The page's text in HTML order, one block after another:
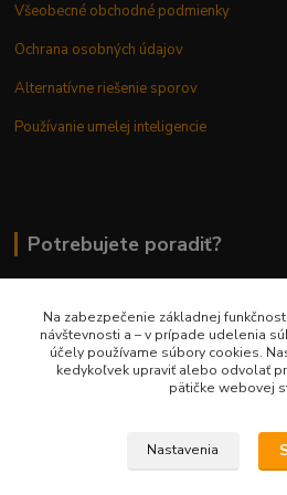
Všeobecné obchodné podmienky
Ochrana osobných údajov
Alternatívne riešenie sporov
Používanie umelej inteligencie
Potrebujete poradiť?
0948 236 042
info@margaretkashop.sk
Na zabezpečenie základnej
návštevnosti a – v prípade udelenia
účely používame súbory cookies.
kedykoľvek upraviť alebo odvolať
pätičke webovej
Nastavenia